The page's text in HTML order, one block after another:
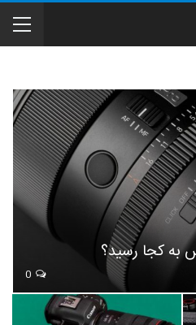
به کجا رسید؟